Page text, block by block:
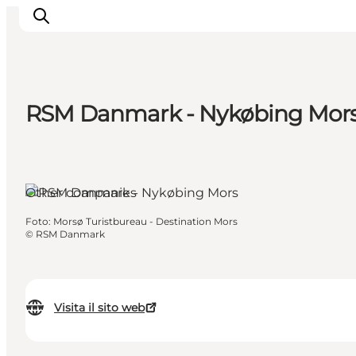
Cosa fare
Dove dormire
Pianifica il viaggio
RSM Danmark - Nykøbing
Visita il sito web
Other companies
Foto: Morsø Turistbureau - Destination Mors
© RSM Danmark